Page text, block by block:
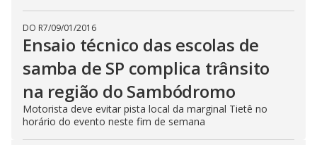
DO R7/09/01/2016
Ensaio técnico das escolas de
samba de SP complica trânsito
na região do Sambódromo
Motorista deve evitar pista local da marginal Tietê no
horário do evento neste fim de semana